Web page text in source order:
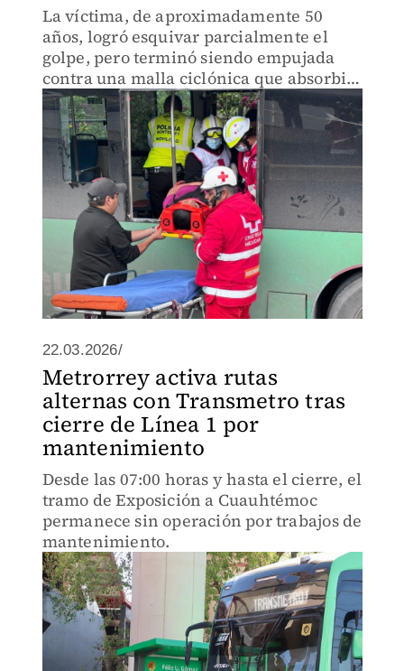
La víctima, de aproximadamente 50
años, logró esquivar parcialmente el
golpe, pero terminó siendo empujada
contra una malla ciclónica que absorbió
el impacto.
22.03.2026/
Metrorrey activa rutas
alternas con Transmetro tras
cierre de Línea 1 por
mantenimiento
Desde las 07:00 horas y hasta el cierre, el
tramo de Exposición a Cuauhtémoc
permanece sin operación por trabajos de
mantenimiento.